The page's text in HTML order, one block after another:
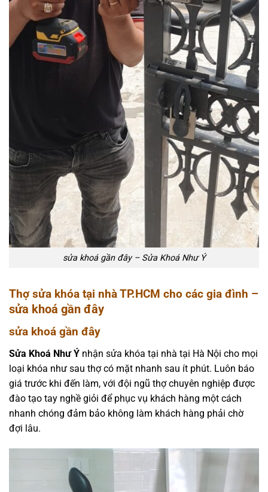
sửa khoá gần đây – Sửa Khoá Như Ý
Thợ sửa khóa tại nhà TP.HCM cho các gia đình –
sửa khoá gần đây
sửa khoá gần đây
Sửa Khoá Như Ý nhận sửa khóa tại nhà tại Hà Nội cho mọi
loại khóa như sau thợ có mặt nhanh sau ít phút. Luôn báo
giá trước khi đến làm, với đội ngũ thợ chuyên nghiệp được
đào tạo tay nghề giỏi để phục vụ khách hàng một cách
nhanh chóng đảm bảo không làm khách hàng phải chờ
đợi lâu.